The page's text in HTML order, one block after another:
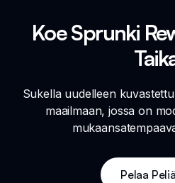
Koe Sprunki
Sukella uudelleen
maailmaan, jossa on
Pelaa